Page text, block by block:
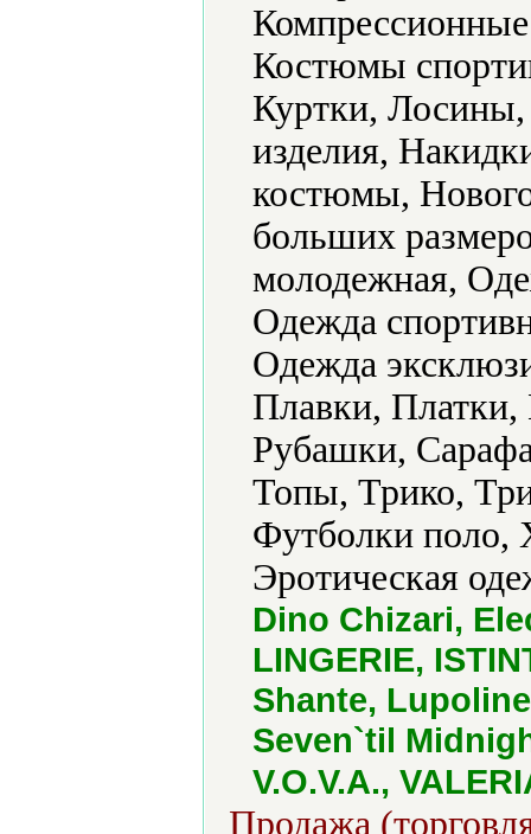
Костюмы
Куртки,
изделия,
костюмы,
больших
молодежная,
Одежда
Одежда
Плавки, Платки,
Рубашки,
Топы, Трико,
Футболки
Эротическая
Dino Chizari,
LINGERIE,
Shante,
Seven`til
V.O.V.A.,
Продажа